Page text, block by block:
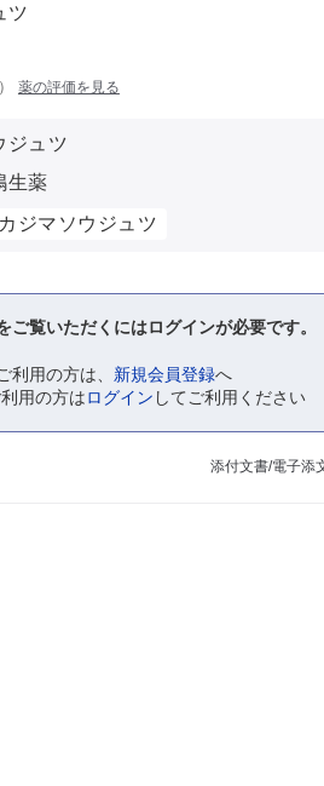
ツ
薬の評価を見る
ジュツ
生薬
ジマソウジュツ
ご覧いただくにはログインが必要です。
利用の方は、 新規会員登録へ
用の方はログイン してご利用ください
添付文書/電子添